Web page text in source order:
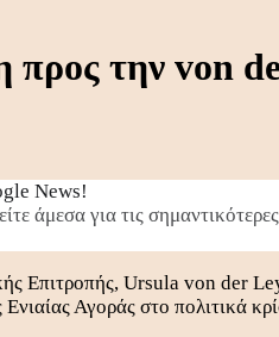
την von
News!
άμεσα για τις
Επιτροπής, Ursula von der
Αγοράς στο πολιτικά